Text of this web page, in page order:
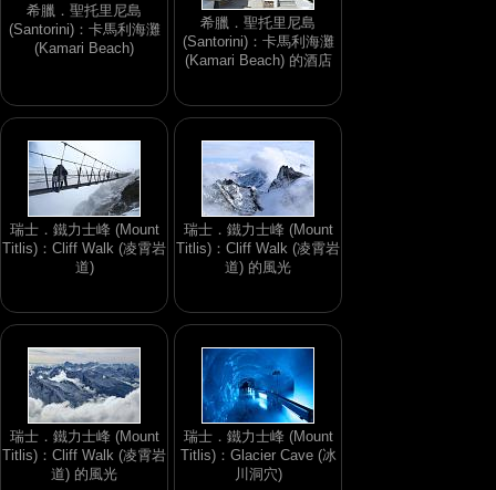
希臘．聖托里尼島
(Santorini)：卡馬利海灘
(Kamari Beach)
希臘．聖托里尼島
(Santorini)：卡馬利海灘
(Kamari Beach) 的酒店
瑞士．鐵力士峰 (Mount
Titlis)：Cliff Walk (凌霄岩
道)
瑞士．鐵力士峰 (Mount
Titlis)：Cliff Walk (凌霄岩
道) 的風光
瑞士．鐵力士峰 (Mount
Titlis)：Cliff Walk (凌霄岩
道) 的風光
瑞士．鐵力士峰 (Mount
Titlis)：Glacier Cave (冰
川洞穴)